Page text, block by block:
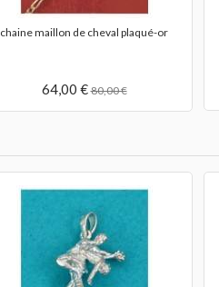
chaine maillon de cheval plaqué-or
64,00 €80,00 €